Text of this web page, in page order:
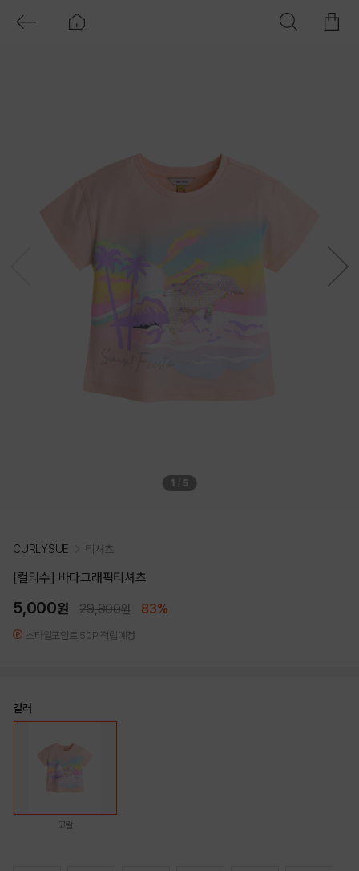
1 5
CURLYSUE 티셔츠
[컬리수] 바다그래픽티셔츠
5,000원 29,900원 83%
스타일포인트 50P 적립예정
컬러
코랄